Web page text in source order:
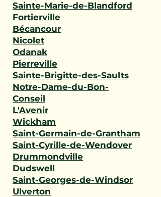
Sainte-Marie-de-Blandford
Fortierville
Bécancour
Nicolet
Odanak
Pierreville
Sainte-Brigitte-des-Saults
Notre-Dame-du-Bon-
Conseil
L'Avenir
Wickham
Saint-Germain-de-Grantham
Saint-Cyrille-de-Wendover
Drummondville
Dudswell
Saint-Georges-de-Windsor
Ulverton